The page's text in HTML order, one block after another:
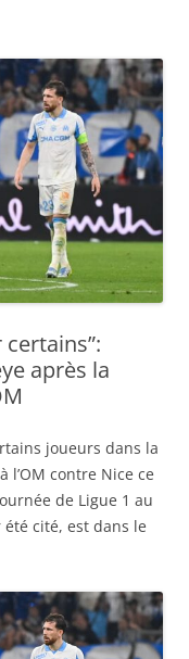
après la
joueurs dans la
contre Nice ce
de Ligue 1 au
cité, est dans le